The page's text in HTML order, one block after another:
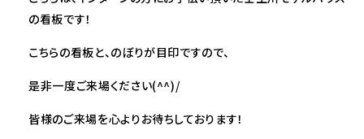
の看板です！
こちらの看板と、のぼりが目印ですので、
是非一度ご来場ください(^^)/
皆様のご来場を心よりお待ちしております！